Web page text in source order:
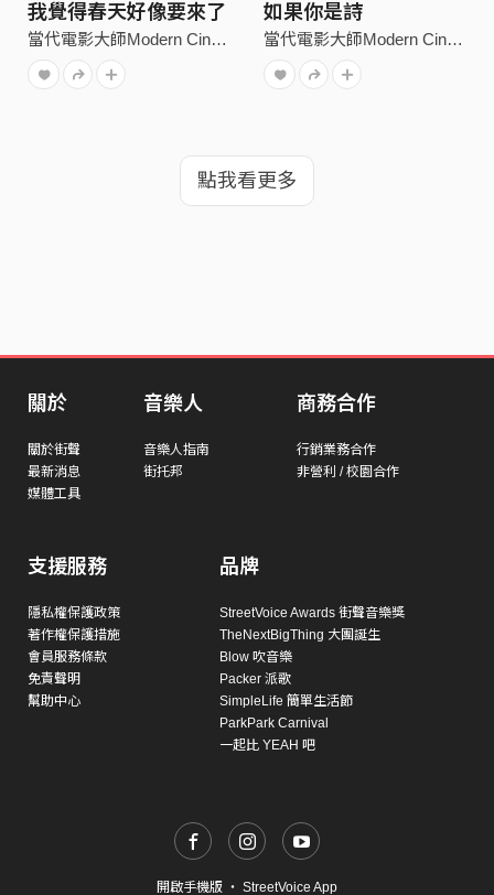
我覺得春天好像要來了
當代電影大師Modern Cinema Master
如果你是詩
當代電影大師Modern Cinema Master
點我看更多
關於
關於街聲
最新消息
媒體工具
音樂人
音樂人指南
街托邦
商務合作
行銷業務合作
非營利 / 校園合作
支援服務
隱私權保護政策
著作權保護措施
會員服務條款
免責聲明
幫助中心
品牌
StreetVoice Awards 街聲音樂獎
TheNextBigThing 大團誕生
Blow 吹音樂
Packer 派歌
SimpleLife 簡單生活節
ParkPark Carnival
一起比 YEAH 吧
開啟手機版 ・ StreetVoice App